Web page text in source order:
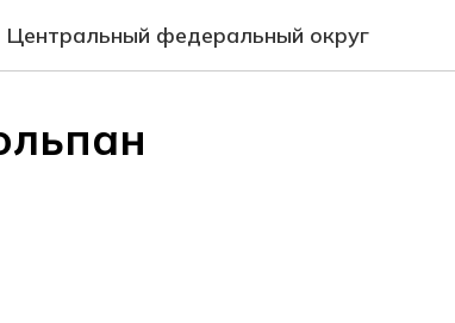
Центральный федеральный округ